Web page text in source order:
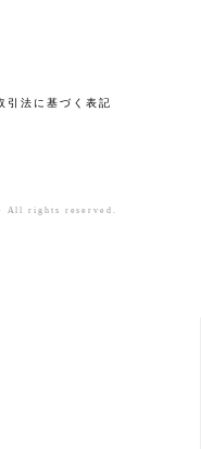
引法に基づく表記
All rights reserved.